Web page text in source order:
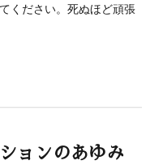
ください。死ぬほど頑張
ョンのあゆみ